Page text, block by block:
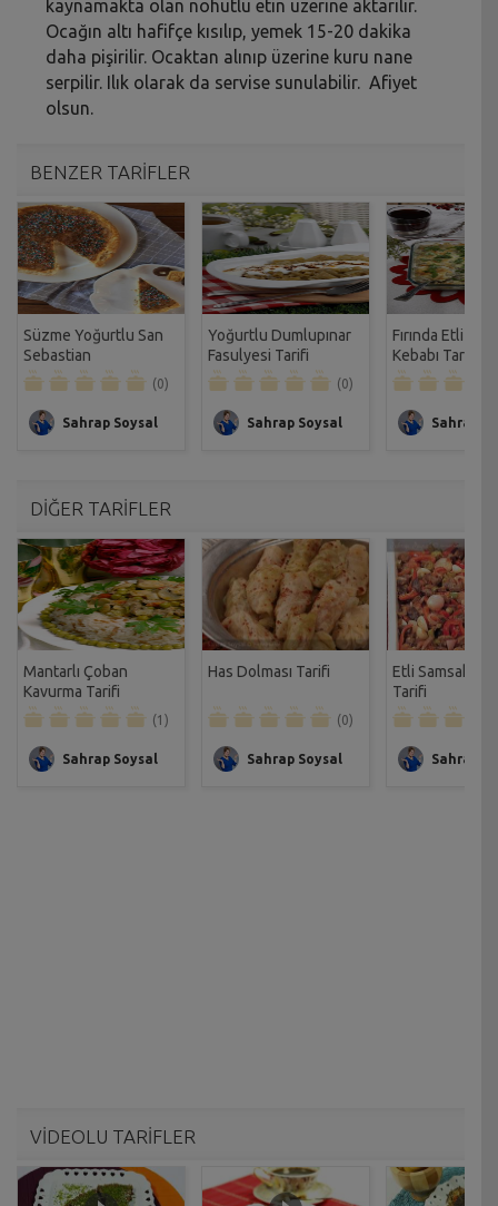
kaynamakta olan nohutlu etin üzerine aktarılır.
Ocağın altı hafifçe kısılıp, yemek 15-20 dakika
daha pişirilir. Ocaktan alınıp üzerine kuru nane
serpilir. Ilık olarak da servise sunulabilir. Afiyet
olsun.
BENZER TARİFLER
Süzme Yoğurtlu San
Sebastian
Cheesecake Tarifi
(0)
Sahrap Soysal
Yoğurtlu Dumlupınar
Fasulyesi Tarifi
(0)
Sahrap Soysal
Fırında Etli
Kebabı Tarifi
Sahrap
DİĞER TARİFLER
Mantarlı Çoban
Kavurma Tarifi
(1)
Sahrap Soysal
Has Dolması Tarifi
(0)
Sahrap Soysal
Etli Samsak
Tarifi
Sahrap
VİDEOLU TARİFLER